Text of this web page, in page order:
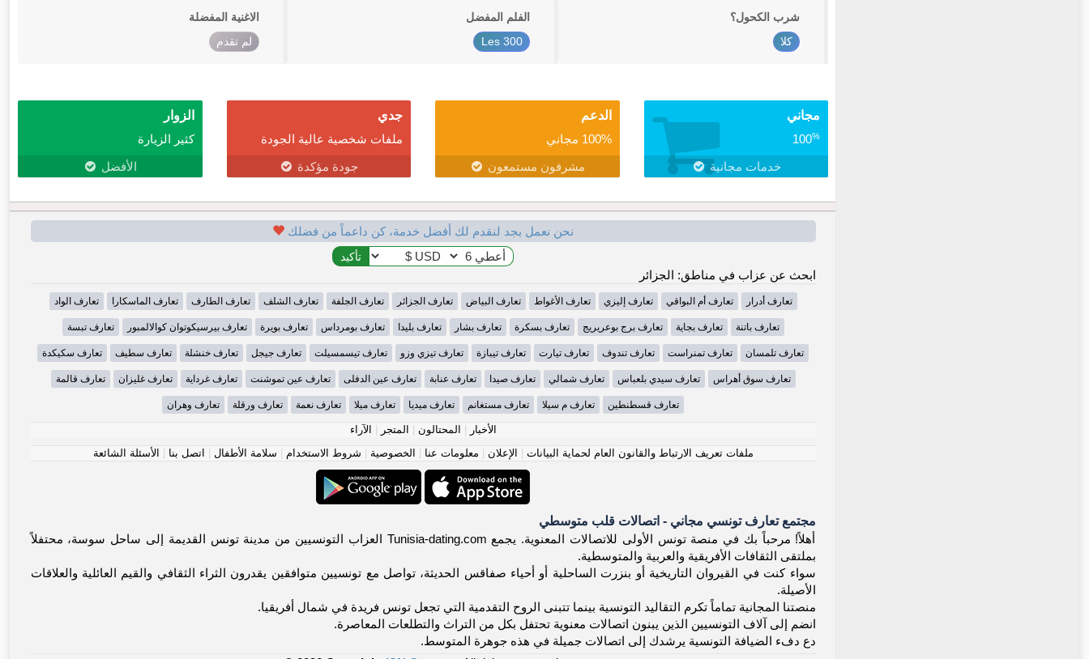
شرب الكحول؟
كلا
الفلم المفضل
Les 300
الاغنية المفضلة
لم تقدم
مجاني
100%
خدمات مجانية
الدعم
100% مجاني
مشرفون مستمعون
جدي
ملفات شخصية عالية الجودة
جودة مؤكدة
الزوار
كثير الزيارة
الأفضل
نحن نعمل بجد لنقدم لك أفضل خدمة، كن داعماً من فضلك
ابحث عن عزاب في مناطق: الجزائر
تعارف أدرار تعارف أم البواقي تعارف إليزي تعارف الأغواط تعارف البياض تعارف الجزائر تعارف الجلفة تعارف الشلف تعارف الطارف تعارف الماسكارا تعارف الواد
تعارف باتنة تعارف بجاية تعارف برج بوعريريج تعارف بسكرة تعارف بشار تعارف بليدا تعارف بومرداس تعارف بويرة تعارف بيرسيكوتوان كوالالمبور تعارف تبسة
تعارف تلمسان تعارف تمنراست تعارف تندوف تعارف تيارت تعارف تيبازة تعارف تيزي وزو تعارف تيسمسيلت تعارف جيجل تعارف خنشلة تعارف سطيف تعارف سكيكدة
تعارف سوق أهراس تعارف سيدي بلعباس تعارف شمالي تعارف صيدا تعارف عنابة تعارف عين الدفلى تعارف عين تموشنت تعارف غرداية تعارف غليزان تعارف قالمة
تعارف قسطنطين تعارف م سيلا تعارف مستغانم تعارف ميديا تعارف ميلا تعارف نعمة تعارف ورقلة تعارف وهران
الأخبار المحتالون المتجر
الآراء
ملفات تعريف الارتباط والقانون العام لحماية البيانات
الإعلان معلومات عنا الخصوصية شروط الاستخدام سلامة الأطفال اتصل بنا الأسئلة الشائعة
مجتمع تعارف تونسي مجاني - اتصالات قلب متوسطي
أهلاً! مرحباً بك في منصة تونس الأولى للاتصالات المعنوية. يجمع Tunisia-dating.com العزاب التونسيين من مدينة تونس القديمة إلى ساحل سوسة، محتفلاً
بملتقى الثقافات الأفريقية والعربية والمتوسطية.
سواء كنت في القيروان التاريخية أو بنزرت الساحلية أو أحياء صفاقس الحديثة، تواصل مع تونسيين متوافقين يقدرون الثراء الثقافي والقيم العائلية والعلاقات
الأصيلة.
منصتنا المجانية تماماً تكرم التقاليد التونسية بينما تتبنى الروح التقدمية التي تجعل تونس فريدة في شمال أفريقيا.
انضم إلى آلاف التونسيين الذين يبنون اتصالات معنوية تحتفل بكل من التراث والتطلعات المعاصرة.
دع دفء الضيافة التونسية يرشدك إلى اتصالات جميلة في هذه جوهرة المتوسط.